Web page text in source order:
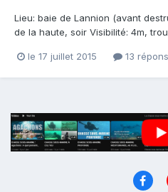
Lieu: baie de Lannion (avant
de la haute, soir Visibilité: 4m,
entre les couches d'eau (18
le 17 juillet 2015 13